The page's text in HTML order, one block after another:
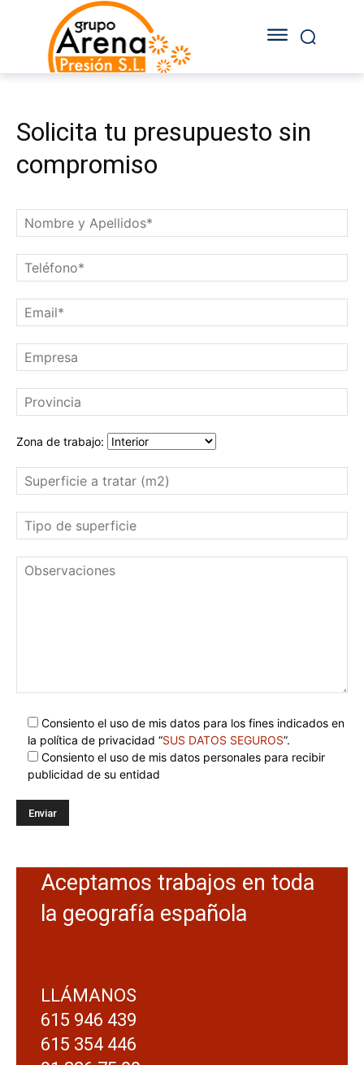
Solicita tu presupuesto sin
compromiso
Zona de trabajo:
Consiento el uso de mis datos para los fines indicados en
la política de privacidad “SUS DATOS SEGUROS”.
Consiento el uso de mis datos personales para recibir
publicidad de su entidad
Aceptamos trabajos en toda
la geografía española
LLÁMANOS
615 946 439
615 354 446